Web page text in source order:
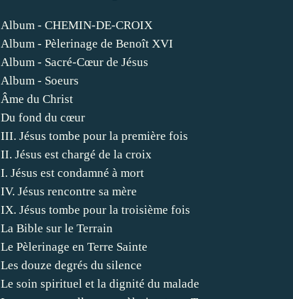
Album - CHEMIN-DE-CROIX
Album - Pèlerinage de Benoît XVI
Album - Sacré-Cœur de Jésus
Album - Soeurs
Âme du Christ
Du fond du cœur
III. Jésus tombe pour la première fois
II. Jésus est chargé de la croix
I. Jésus est condamné à mort
IV. Jésus rencontre sa mère
IX. Jésus tombe pour la troisième fois
La Bible sur le Terrain
Le Pèlerinage en Terre Sainte
Les douze degrés du silence
Le soin spirituel et la dignité du malade